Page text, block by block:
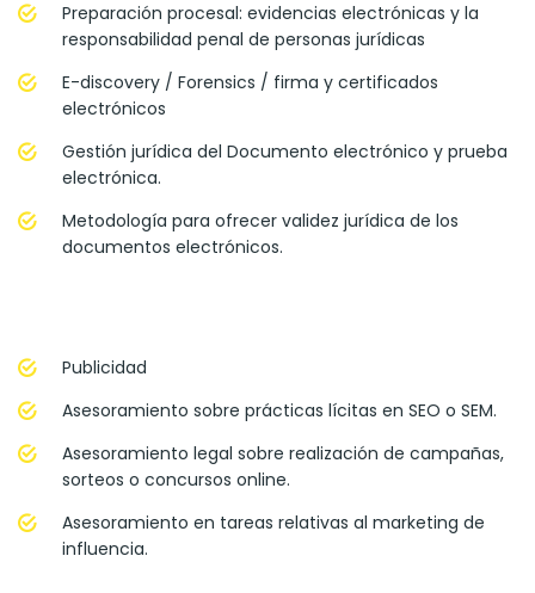
Preparación procesal: evidencias electrónicas y la
responsabilidad penal de personas jurídicas
E-discovery / Forensics / firma y certificados
electrónicos
Gestión jurídica del Documento electrónico y prueba
electrónica.
Metodología para ofrecer validez jurídica de los
documentos electrónicos.
Publicidad
Asesoramiento sobre prácticas lícitas en SEO o SEM.
Asesoramiento legal sobre realización de campañas,
sorteos o concursos online.
Asesoramiento en tareas relativas al marketing de
influencia.